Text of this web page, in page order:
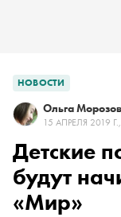
НОВОСТИ
Ольга
15 АПРЕЛЯ 2019
Детские
будут
«Мир»